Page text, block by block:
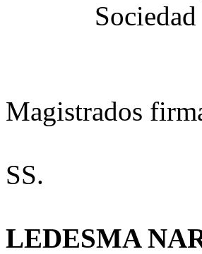
Magistrados
SS.
LEDESMA